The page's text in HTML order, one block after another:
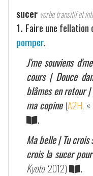
sucer verbe transitif et
1. Faire une fellation
pomper.
J'me souviens
cours | Douce
blâmes en retour
ma copine (A2H,
.
Ma belle | Tu
crois la sucer
Kyoto, 2012)
.